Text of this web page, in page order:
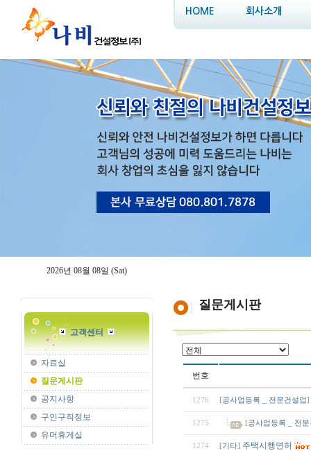
HOME 회사소개
2026년 08월 08일 (Sat)
고객센터
자료실
질문게시판
공지사항
구인구직정보
유머휴게실
질문게시판
번호
1276 [공사업등록 _ 전문건설업]
1275 [공사업등록 _ 전문
1274 [기타] 주택시행면허